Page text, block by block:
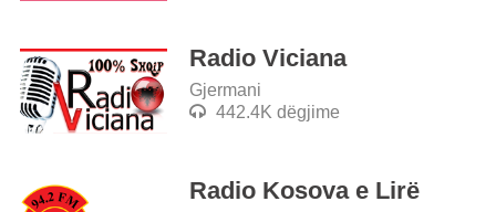
Radio Viciana
Gjermani
442.4K dëgjime
Radio Kosova e Lirë